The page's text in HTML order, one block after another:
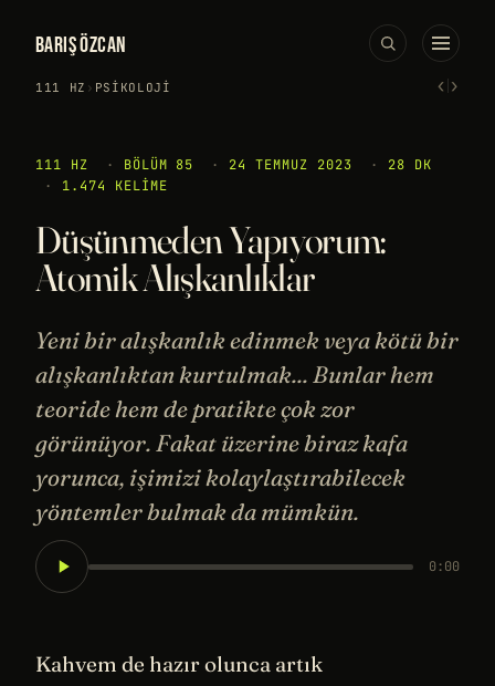
BARIŞ ÖZCAN
111 HZ › PSIKOLOJI ‹›
111 HZ · BÖLÜM 85 · 24 TEMMUZ 2023 ·
28 DK
·
1.474 KELIME
Düşünmeden Yapıyorum:
Atomik Alışkanlıklar
Yeni bir alışkanlık edinmek veya kötü bir
alışkanlıktan kurtulmak... Bunlar hem
teoride hem de pratikte çok zor
görünüyor. Fakat üzerine biraz kafa
yorunca, işimizi kolaylaştırabilecek
yöntemler bulmak da mümkün.
0:00
Kahvem de hazır olunca artık